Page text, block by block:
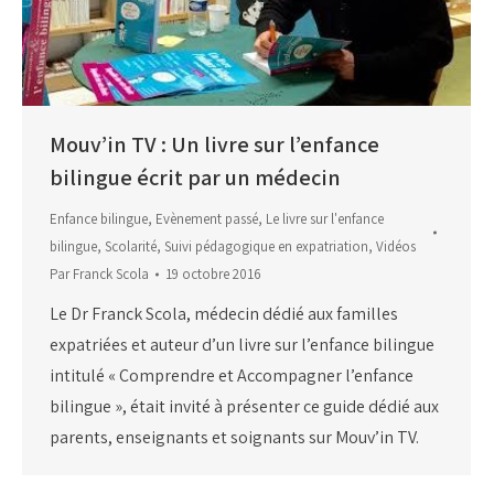
Mouv’in TV : Un livre sur l’enfance
bilingue écrit par un médecin
Enfance bilingue, Evènement passé, Le livre sur l'enfance
bilingue, Scolarité, Suivi pédagogique en expatriation, Vidéos
ParFranck Scola 19 octobre 2016
Le Dr Franck Scola, médecin dédié aux familles
expatriées et auteur d’un livre sur l’enfance bilingue
intitulé « Comprendre et Accompagner l’enfance
bilingue », était invité à présenter ce guide dédié aux
parents, enseignants et soignants sur Mouv’in TV.